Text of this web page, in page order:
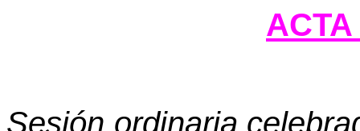
ACTA
Sesión ordinaria